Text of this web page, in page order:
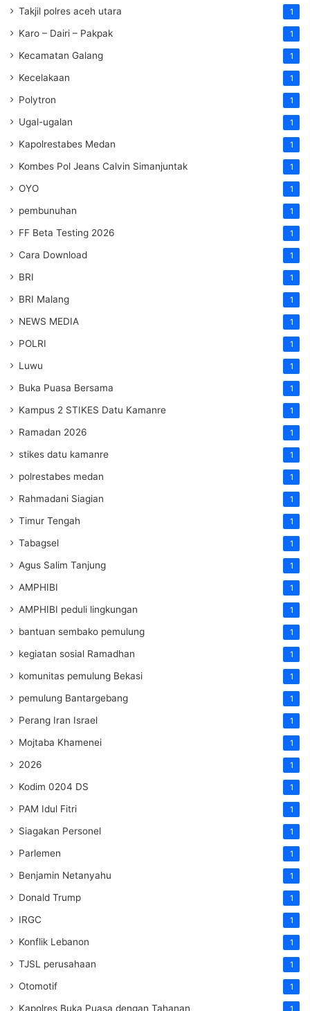
Takjil polres aceh utara 1
Karo – Dairi – Pakpak 1
Kecamatan Galang 1
Kecelakaan 1
Polytron 1
Ugal-ugalan 1
Kapolrestabes Medan 1
Kombes Pol Jeans Calvin Simanjuntak 1
OYO 1
pembunuhan 1
FF Beta Testing 2026 1
Cara Download 1
BRI 1
BRI Malang 1
NEWS MEDIA 1
POLRI 1
Luwu 1
Buka Puasa Bersama 1
Kampus 2 STIKES Datu Kamanre 1
Ramadan 2026 1
stikes datu kamanre 1
polrestabes medan 1
Rahmadani Siagian 1
Timur Tengah 1
Tabagsel 1
Agus Salim Tanjung 1
AMPHIBI 1
AMPHIBI peduli lingkungan 1
bantuan sembako pemulung 1
kegiatan sosial Ramadhan 1
komunitas pemulung Bekasi 1
pemulung Bantargebang 1
Perang Iran Israel 1
Mojtaba Khamenei 1
2026 1
Kodim 0204 DS 1
PAM Idul Fitri 1
Siagakan Personel 1
Parlemen 1
Benjamin Netanyahu 1
Donald Trump 1
IRGC 1
Konflik Lebanon 1
TJSL perusahaan 1
Otomotif 1
Kapolres Buka Puasa dengan Tahanan 1